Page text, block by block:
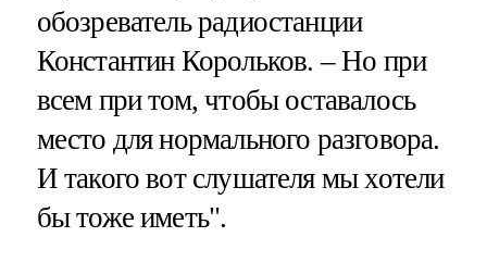
обозреватель радиостанции
Константин Корольков. – Но при
всем при том, чтобы оставалось
место для нормального разговора.
И такого вот слушателя мы хотели
бы тоже иметь".